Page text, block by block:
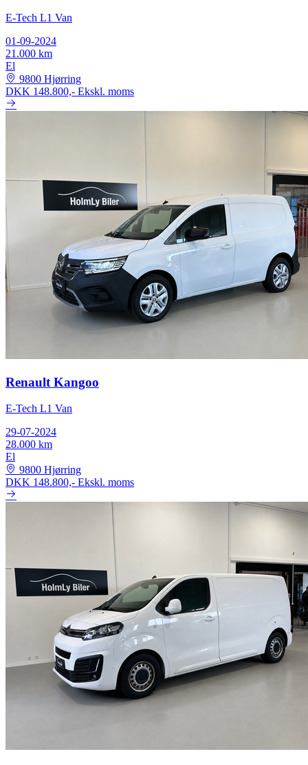
E-Tech L1 Van
01-09-2024
21.000 km
El
9800 Hjørring
DKK 148.800,- Ekskl. moms
Renault Kangoo
E-Tech L1 Van
29-07-2024
28.000 km
El
9800 Hjørring
DKK 148.800,- Ekskl. moms